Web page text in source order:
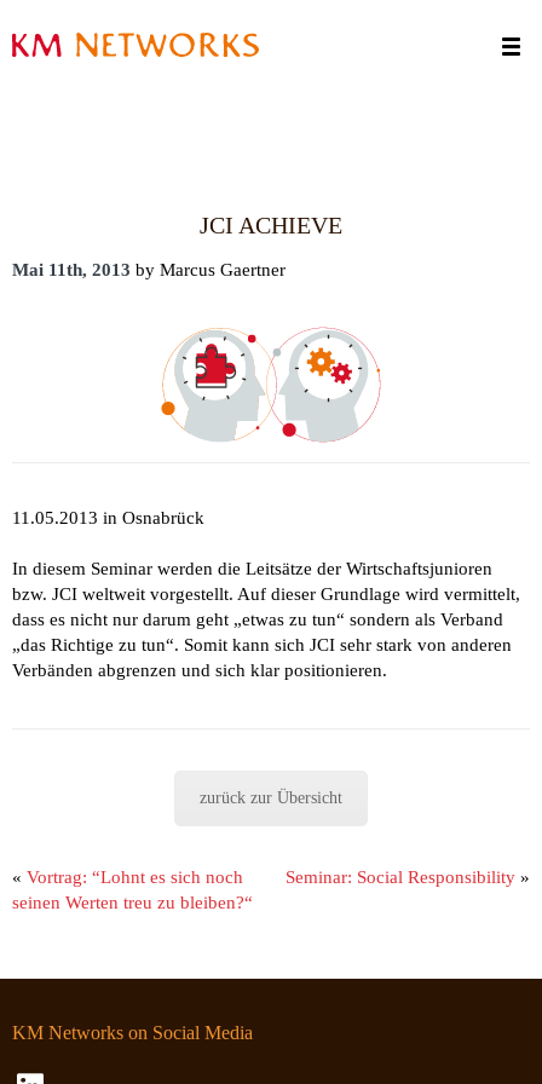
Kontakt
JCI ACHIEVE
Mai 11th, 2013 by Marcus Gaertner
11.05.2013 in Osnabrück
In diesem Seminar werden die Leitsätze der Wirtschaftsjunioren
bzw. JCI weltweit vorgestellt. Auf dieser Grundlage wird vermittelt,
dass es nicht nur darum geht „etwas zu tun“ sondern als Verband
„das Richtige zu tun“. Somit kann sich JCI sehr stark von anderen
Verbänden abgrenzen und sich klar positionieren.
zurück zur Übersicht
Seminar: Social Responsibility »
« Vortrag: “Lohnt es sich noch
seinen Werten treu zu bleiben?“
KM Networks on Social Media